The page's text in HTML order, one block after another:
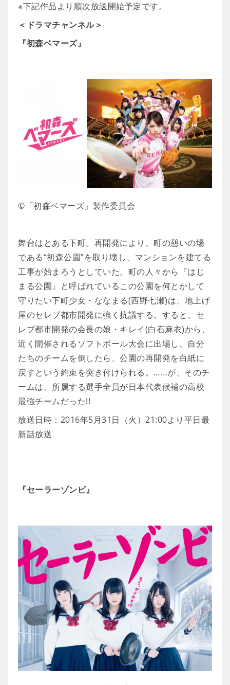
※下記作品より順次放送開始予定です。
＜ドラマチャンネル＞
『初森ベマーズ』
©「初森ベマーズ」製作委員会
舞台はとある下町。再開発により、町の憩いの場
である“初森公園”を取り壊し、マンションを建てる
工事が始まろうとしていた。町の人々から『はじ
まる公園』と呼ばれているこの公園を何とかして
守りたい下町少女・ななまる(西野七瀬)は、地上げ
屋のセレブ都市開発に強く抗議する。すると、セ
レブ都市開発の会長の娘・キレイ(白石麻衣)から、
近く開催されるソフトボール大会に出場し、自分
たちのチームを倒したら、公園の再開発を白紙に
戻すという約束を突き付けられる。……が、そのチ
ームは、所属する選手全員が日本代表候補の高校
最強チームだった!!
放送日時：2016年5月31日（火）21:00より平日最
新話放送
『セーラーゾンビ』